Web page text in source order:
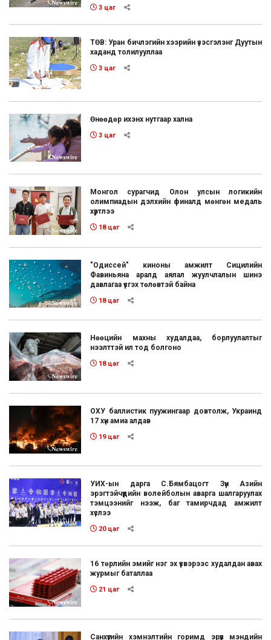
3 цаг
ТӨВ: Уран бичлэгийн хээрийн үзэсгэлэнг Дуутын
хаданд толилууллаа
3 цаг
Өнөөдөр ихэнх нутгаар хална
3 цаг
Монгол сурагчид Олон улсын логикийн
олимпиадын дэлхийн финалд мөнгөн медаль
хүртлээ
18 цаг
"Одиссей" киноны амжилт Сицилийн
Фавиньяна аралд аялал жуулчлалын шинэ
давлагаа үүсгэх төлөвтэй байна
18 цаг
Нөөцийн махны худалдаа, борлуулалтыг
нээлттэй ил тод болгоно
18 цаг
ОХУ баллистик пуужингаар довтолж, Украинд
17 хүн амиа алдав
19 цаг
УИХ-ын дарга С.Бямбацогт Зүүн Азийн
эрэгтэйчүүдийн волейболын аварга шалгаруулах
тэмцээнийг нээж, баг тамирчдад амжилт
хүслээ
20 цаг
16 төрлийн эмийг нэг эх үүсвэрээс худалдан авах
журмыг баталлаа
21 цаг
Санхүүгийн хэмнэлтийн горимд эрүүл мэндийн